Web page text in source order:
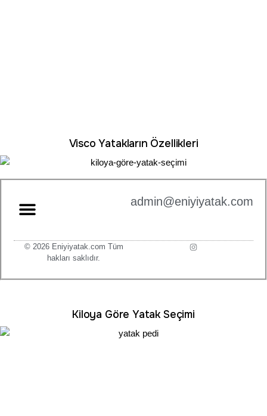
Visco Yatakların Özellikleri
Kiloya Göre Yatak Seçimi
admin@eniyiyatak.com
© 2026 Eniyiyatak.com Tüm
hakları saklıdır.